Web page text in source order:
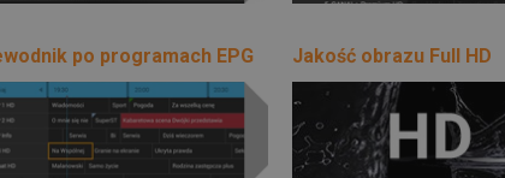
po programach EPG Jakość obrazu Full HD